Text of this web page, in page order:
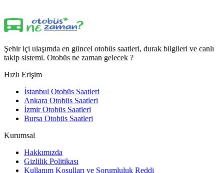
Şehir içi ulaşımda en güncel otobüs saatleri, durak bilgileri ve canlı
takip sistemi. Otobüs ne zaman gelecek ?
Hızlı Erişim
İstanbul Otobüs Saatleri
Ankara Otobüs Saatleri
İzmir Otobüs Saatleri
Bursa Otobüs Saatleri
Kurumsal
Hakkımızda
Gizlilik Politikası
Kullanım Koşulları ve Sorumluluk Reddi